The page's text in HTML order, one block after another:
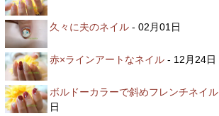
久々に夫のネイル - 02月01日
赤×ラインアートなネイル - 12月24日
ボルドーカラーで斜めフレンチネイル
日